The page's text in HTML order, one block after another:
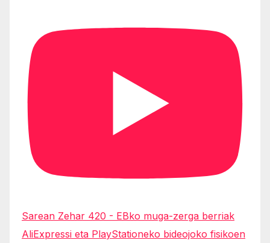
Sarean Zehar 420 - EBko muga-zerga berriak
AliExpressi eta PlayStationeko bideojoko fisikoen